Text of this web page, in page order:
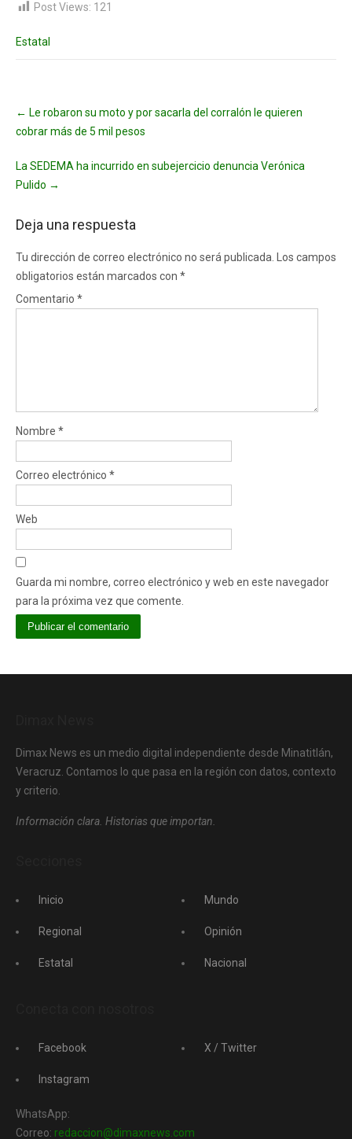
Post Views: 121
Estatal
navigation
← Le robaron su moto y por sacarla del corralón le quieren
cobrar más de 5 mil pesos
La SEDEMA ha incurrido en subejercicio denuncia Verónica
Pulido →
Deja una respuesta
Tu dirección de correo electrónico no será publicada.
Los campos
obligatorios están marcados con *
Comentario *
Nombre *
Correo electrónico *
Web
Guarda mi nombre, correo electrónico y web en este navegador
para la próxima vez que comente.
Dimax News es un medio digital independiente desde Minatitlán,
Veracruz. Contamos lo que pasa en la región con datos, contexto
y criterio.
Información clara. Historias que importan.
Inicio
Regional
Estatal
Mundo
Opinión
Nacional
Facebook
Instagram
X / Twitter
WhatsApp:
Correo: redaccion@dimaxnews.com